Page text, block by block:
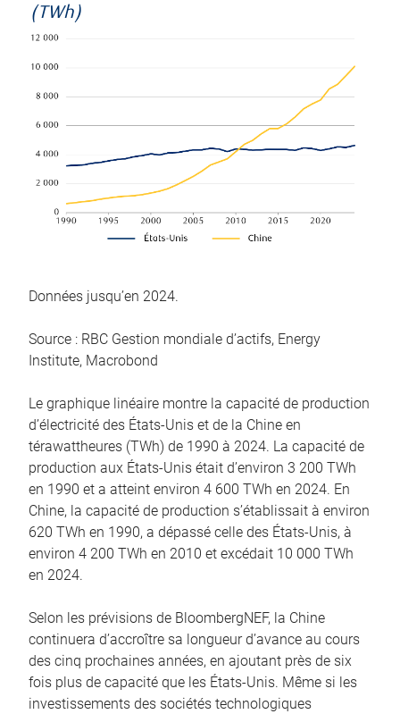
(TWh)
Données jusqu’en 2024.
Source : RBC Gestion mondiale d’actifs, Energy
Institute, Macrobond
Le graphique linéaire montre la capacité de production
d’électricité des États-Unis et de la Chine en
térawattheures (TWh) de 1990 à 2024. La capacité de
production aux États-Unis était d’environ 3 200 TWh
en 1990 et a atteint environ 4 600 TWh en 2024. En
Chine, la capacité de production s’établissait à environ
620 TWh en 1990, a dépassé celle des États-Unis, à
environ 4 200 TWh en 2010 et excédait 10 000 TWh
en 2024.
Selon les prévisions de BloombergNEF, la Chine
continuera d’accroître sa longueur d’avance au cours
des cinq prochaines années, en ajoutant près de six
fois plus de capacité que les États-Unis. Même si les
investissements des sociétés technologiques